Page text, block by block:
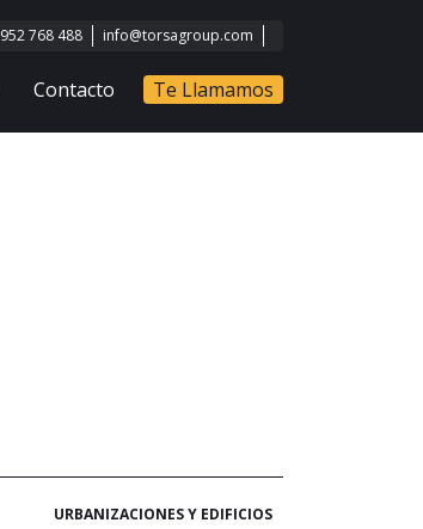
952 768 488 info@torsagroup.com
Contacto Te Llamamos
URBANIZACIONES Y EDIFICIOS